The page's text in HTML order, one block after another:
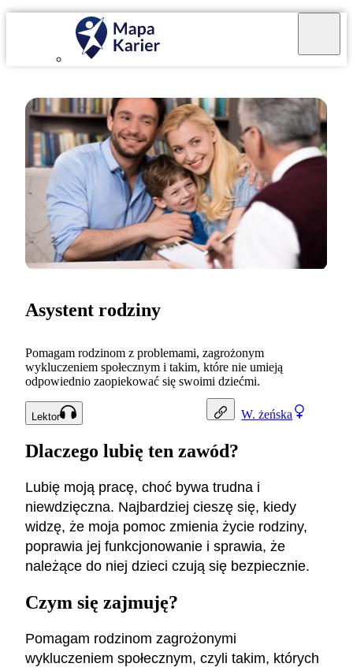
W. żeńska
Asystent rodziny
Pomagam rodzinom z problemami, zagrożonym
wykluczeniem społecznym i takim, które nie umieją
odpowiednio zaopiekować się swoimi dziećmi.
Lektor
Dlaczego lubię ten zawód?
Lubię moją pracę, choć bywa trudna i
niewdzięczna. Najbardziej cieszę się, kiedy
widzę, że moja pomoc zmienia życie rodziny,
poprawia jej funkcjonowanie i sprawia, że
należące do niej dzieci czują się bezpiecznie.
Czym się zajmuję?
Pomagam rodzinom zagrożonymi
wykluczeniem społecznym, czyli takim, których